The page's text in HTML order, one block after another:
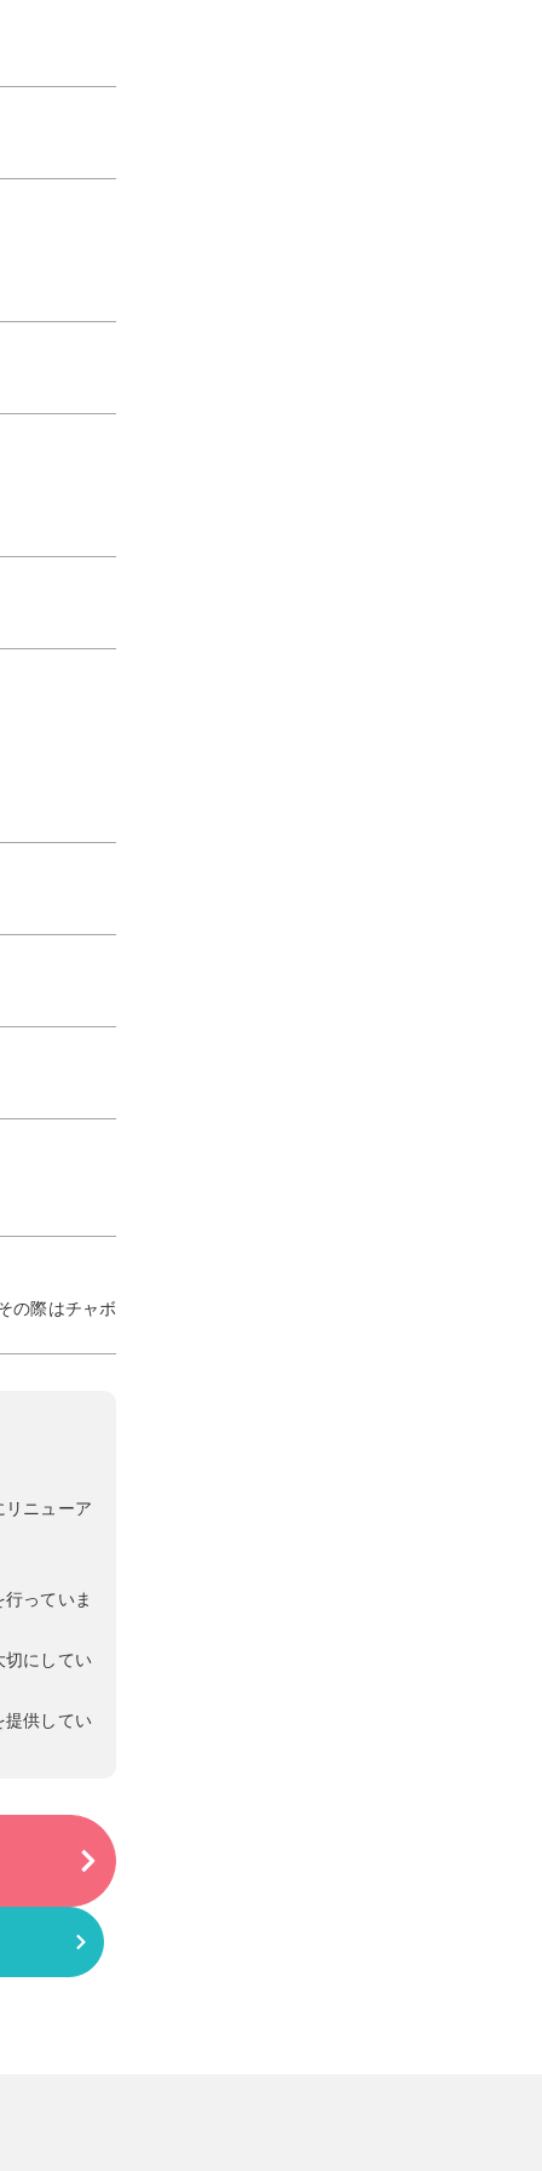
の際はチャボ
ニューア
っていま
切にしてい
提供してい